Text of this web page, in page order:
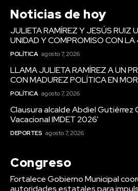
Noticias de hoy
JULIETA RAMÍREZ Y JESÚS RUIZ
UNIDAD Y COMPROMISO CON LA
POLÍTICA agosto 7, 2026
LLAMA JULIETA RAMÍREZ A UN
CON MADUREZ POLÍTICA EN
POLÍTICA agosto 7, 2026
Clausura alcalde Abdiel Gutiérrez
Vacacional IMDET 2026’
DEPORTES agosto 7, 2026
Congreso
Fortalece Gobierno Municipal
autoridades estatales para